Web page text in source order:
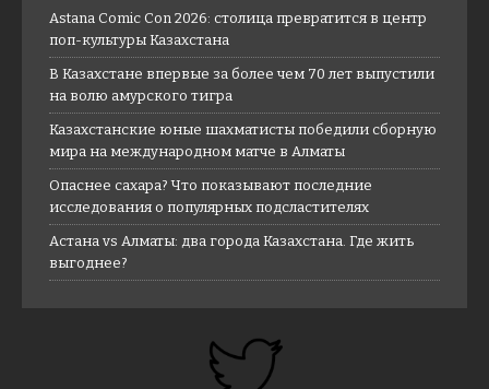
Astana Comic Con 2026: столица превратится в центр
поп-культуры Казахстана
В Казахстане впервые за более чем 70 лет выпустили
на волю амурского тигра
Казахстанские юные шахматисты победили сборную
мира на международном матче в Алматы
Опаснее сахара? Что показывают последние
исследования о популярных подсластителях
Астана vs Алматы: два города Казахстана. Где жить
выгоднее?